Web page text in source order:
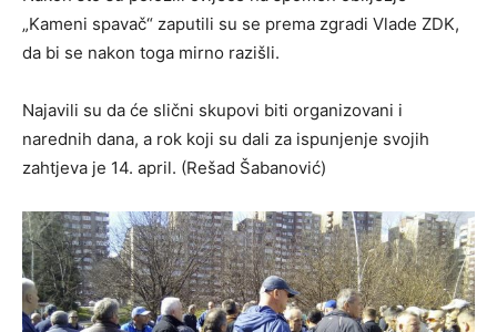
„Kameni spavač“ zaputili su se prema zgradi Vlade ZDK,
da bi se nakon toga mirno razišli.
Najavili su da će slični skupovi biti organizovani i
narednih dana, a rok koji su dali za ispunjenje svojih
zahtjeva je 14. april. (Rešad Šabanović)